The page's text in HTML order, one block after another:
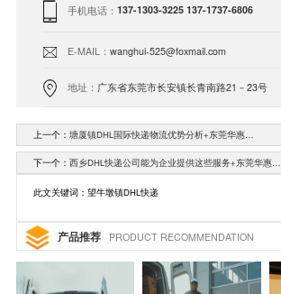
手机电话：137-1303-3225 137-1737-6806
E-MAIL：wanghui-525@foxmail.com
地址： 广东省东莞市长安镇长青南路21－23号
上一个： 塘厦镇DHL国际快递物流优势分析+东莞华惠…
下一个： 西乡DHL快递公司能为企业提供这些服务+东莞华惠…
此文关键词：望牛墩镇DHL快递
产品推荐 PRODUCT RECOMMENDATION